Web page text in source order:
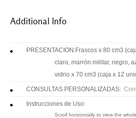
Additional Info
PRESENTACION:Frascos x 80 cm3
claro, marrón militar, negro,
vidrio x 70 cm3 (caja x 12
CONSULTAS PERSONALIZADAS:
Instrucciones de Uso: